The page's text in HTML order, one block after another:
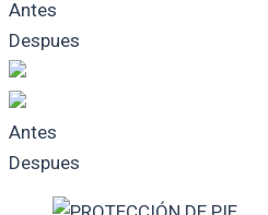
Antes
Despues
Antes
Despues